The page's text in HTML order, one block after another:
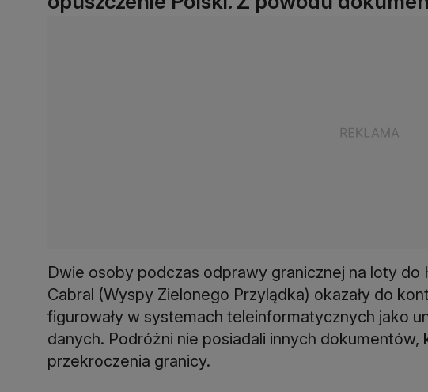
Dwie osoby podczas odprawy granicznej na loty do
Cabral (Wyspy Zielonego Przylądka) okazały do
figurowały w systemach teleinformatycznych jako
danych. Podróżni nie posiadali innych dokumentów,
przekroczenia granicy.